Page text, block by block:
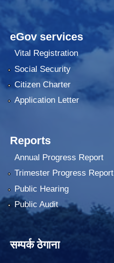
eGov services
Vital Registration
Social Security
Citizen Charter
Application Letter
Reports
Annual Progress Report
Trimester Progress Report
Public Hearing
Public Audit
सम्पर्क ठेगाना